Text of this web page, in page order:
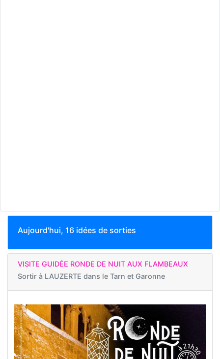
Aujourd'hui, 16 idées de sorties
VISITE GUIDÉE RONDE DE NUIT AUX FLAMBEAUX
Sortir à LAUZERTE dans le Tarn et Garonne